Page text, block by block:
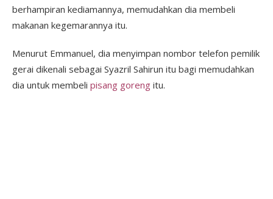
berhampiran kediamannya, memudahkan dia membeli
makanan kegemarannya itu.
Menurut Emmanuel, dia menyimpan nombor telefon pemilik
gerai dikenali sebagai Syazril Sahirun itu bagi memudahkan
dia untuk membeli pisang goreng itu.